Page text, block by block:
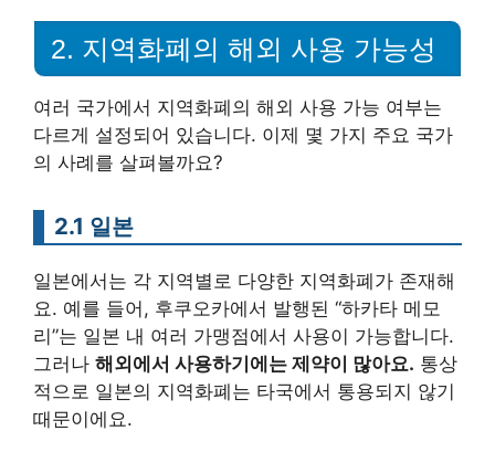
2. 지역화폐의 해외 사용 가능성
여러 국가에서 지역화폐의 해외 사용 가능 여부는
다르게 설정되어 있습니다. 이제 몇 가지 주요 국가
의 사례를 살펴볼까요?
2.1 일본
일본에서는 각 지역별로 다양한 지역화폐가 존재해
요. 예를 들어, 후쿠오카에서 발행된 “하카타 메모
리”는 일본 내 여러 가맹점에서 사용이 가능합니다.
그러나 해외에서 사용하기에는 제약이 많아요. 통상
적으로 일본의 지역화폐는 타국에서 통용되지 않기
때문이에요.